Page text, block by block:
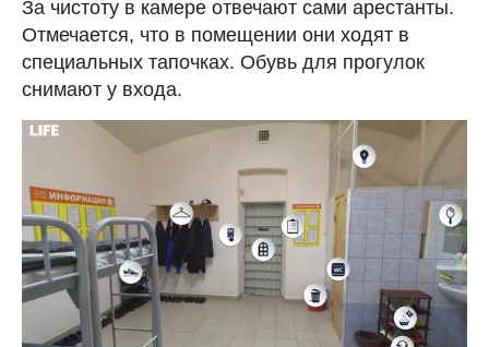
За чистоту в камере отвечают сами арестанты.
Отмечается, что в помещении они ходят в
специальных тапочках. Обувь для прогулок
снимают у входа.